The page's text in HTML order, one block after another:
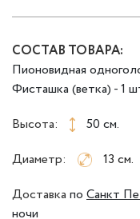
СОСТАВ ТОВАРА:
Пионовидная
Фисташка (ветка) - 1
Высота:
50 см.
Диаметр:
13 см.
Доставка по Санкт
ночи